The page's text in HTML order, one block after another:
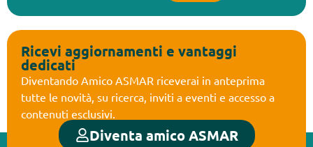
Ricevi aggiornamenti e vantaggi
dedicati
Diventando Amico ASMAR riceverai in anteprima
tutte le novità, su ricerca, inviti a eventi e accesso a
contenuti esclusivi.
Diventa amico ASMAR